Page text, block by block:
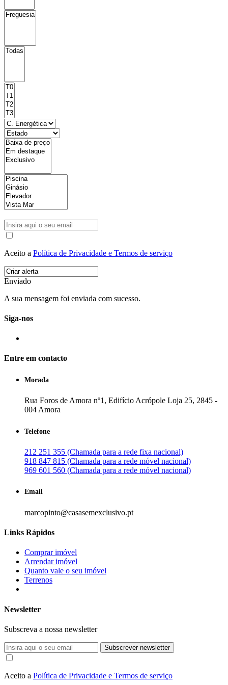
Aceito a Política de Privacidade e Termos de serviço
Enviado
A sua mensagem foi enviada com sucesso.
Siga-nos
Entre em contacto
Morada
Rua Foros de Amora nº1, Edifício Acrópole Loja 25, 2845 -
004 Amora
Telefone
212 251 355 (Chamada para a rede fixa nacional)
918 847 815 (Chamada para a rede móvel nacional)
969 601 560 (Chamada para a rede móvel nacional)
Email
marcopinto@casasemexclusivo.pt
Links Rápidos
Comprar imóvel
Arrendar imóvel
Quanto vale o seu imóvel
Terrenos
Newsletter
Subscreva a nossa newsletter
Subscrever newsletter
Aceito a Política de Privacidade e Termos de serviço